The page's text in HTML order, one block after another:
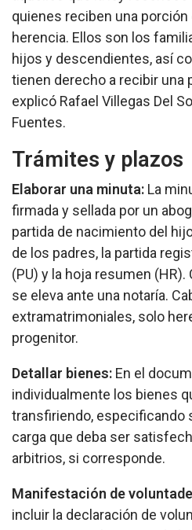
quienes reciben una
herencia. Ellos son los
hijos y descendientes, así
tienen derecho a recibir una
explicó Rafael Villegas Del
Fuentes.
Trámites y plazos
Elaborar una minuta: La
firmada y sellada por un
partida de nacimiento del
de los padres, la partida
(PU) y la hoja resumen
se eleva ante una notaría.
extramatrimoniales, solo
progenitor.
Detallar bienes: En el
individualmente los bienes
transfiriendo, especificando
carga que deba ser
arbitrios, si corresponde.
Manifestación de
incluir la declaración de